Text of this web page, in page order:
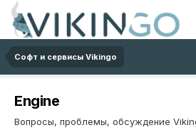
Софт и сервисы Vikingo
Engine
Вопросы, проблемы, обсуждение